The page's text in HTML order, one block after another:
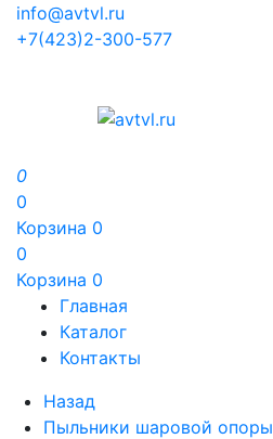
info@avtvl.ru
+7(423)2-300-577
0
0
Корзина 0
0
Корзина 0
Главная
Каталог
Контакты
Назад
Пыльники шаровой опоры